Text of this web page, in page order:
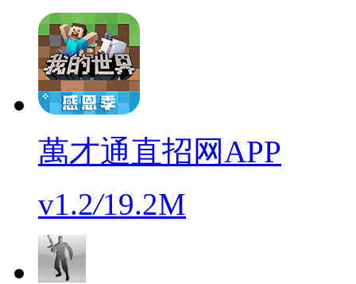
萬才通直招网APP
v1.2/19.2M